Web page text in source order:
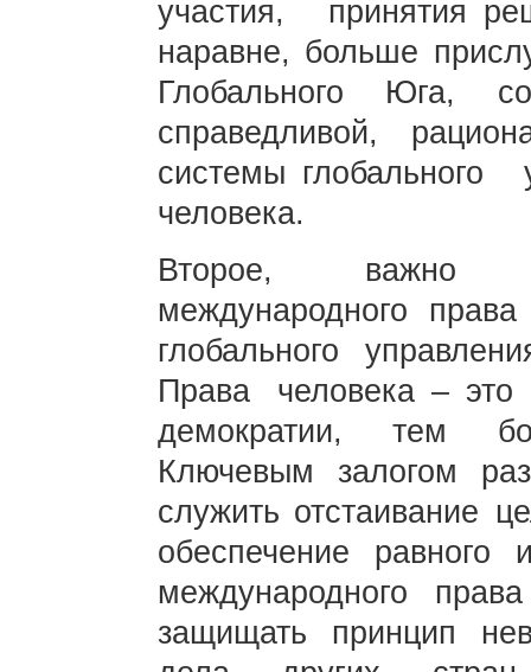
участия, принятия
наравне, больше
Глобального Юга,
справедливой,
системы
человека.
Второе, важно
международного
глобального
Права человека –
демократии, тем
Ключевым залогом
служить отстаивание
обеспечение равного
международного
защищать принцип